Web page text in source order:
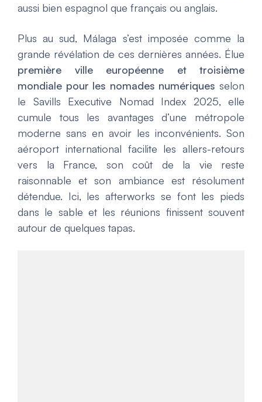
aussi bien espagnol que français ou anglais.
Plus au sud, Málaga s’est imposée comme la
grande révélation de ces dernières années. Élue
première ville européenne et troisième
mondiale pour les nomades numériques selon
le Savills Executive Nomad Index 2025, elle
cumule tous les avantages d’une métropole
moderne sans en avoir les inconvénients. Son
aéroport international facilite les allers-retours
vers la France, son coût de la vie reste
raisonnable et son ambiance est résolument
détendue. Ici, les afterworks se font les pieds
dans le sable et les réunions finissent souvent
autour de quelques tapas.